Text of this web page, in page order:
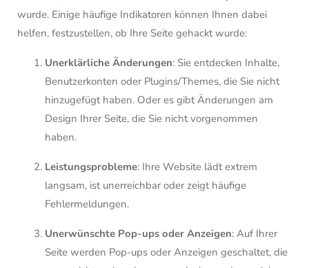
wurde. Einige häufige Indikatoren können Ihnen dabei
helfen, festzustellen, ob Ihre Seite gehackt wurde:
Unerklärliche Änderungen: Sie entdecken Inhalte,
Benutzerkonten oder Plugins/Themes, die Sie nicht
hinzugefügt haben. Oder es gibt Änderungen am
Design Ihrer Seite, die Sie nicht vorgenommen
haben.
Leistungsprobleme: Ihre Website lädt extrem
langsam, ist unerreichbar oder zeigt häufige
Fehlermeldungen.
Unerwünschte Pop-ups oder Anzeigen: Auf Ihrer
Seite werden Pop-ups oder Anzeigen geschaltet, die